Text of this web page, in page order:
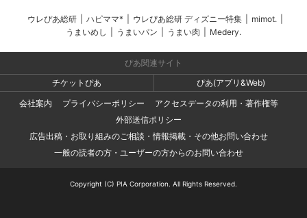
ウレぴあ総研 ハピママ* ウレぴあ総研 ディズニー特集 mimot.
うまいめし
うまいパン うまい肉 Medery.
ぴあ関連サイト
チケットぴあ
ぴあ(アプリ&Web)
会社案内
プライバシーポリシー
アクセスデータの利用・著作権等
外部送信ポリシー
広告出稿・お取り組みのご相談・情報掲載・その他お問い合わせ
一般の読者の方・ユーザーの方からのお問い合わせ
Copyright (C) PIA Corporation. All Rights Reserved.